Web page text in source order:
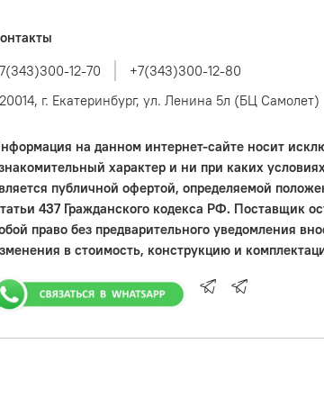
12-70
+7(343)300-12-80
г. Екатеринбург, ул. Ленина 5л (БЦ Самолет)
на данном интернет-сайте носит
характер и ни при каких
публичной офертой, определяемой
437 Гражданского кодекса РФ. Поставщик
право без предварительного уведомления
в стоимость, конструкцию и